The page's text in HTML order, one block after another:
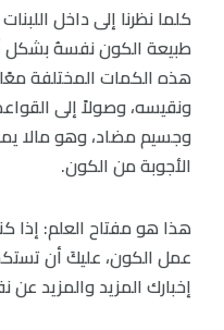
كلما نظرنا إلى داخل
طبيعة الكون نفسهُ بشكل
هذه الكمات المختلفة
ونقيسه، وصولاً إلى
وجسيم مضاد، وهو مالا
الأجوبة من الكون.
هذا هو مفتاح العلم: إذا
عمل الكون، عليكَ أن
إخبارك المزيد والمزيد عن